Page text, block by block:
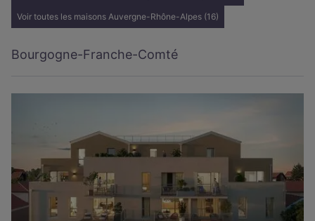
Voir toutes les maisons Auvergne-Rhône-Alpes (16)
Bourgogne-Franche-Comté